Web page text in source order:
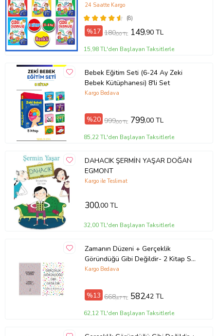
(8)
24 Saatte Kargo
%17 180,00 TL 149,90 TL
15,98 TL'den Başlayan Taksitlerle
Bebek Eğitim Seti (6-24 Ay Zeki
Bebek Kütüphanesi) 8'li Set
Kargo Bedava
%20 999,00 TL 799,00 TL
85,22 TL'den Başlayan Taksitlerle
DAHACIK ŞERMİN YAŞAR DOĞAN
EGMONT
Kargo ile Teslimat
300,00 TL
32,00 TL'den Başlayan Taksitlerle
Zamanın Düzeni + Gerçeklik
Göründüğü Gibi Değildir- 2 Kitap Set
- Iş Bankası Özel Set Zamanın
Kargo Bedava
%13 668,47 TL 582,42 TL
62,12 TL'den Başlayan Taksitlerle